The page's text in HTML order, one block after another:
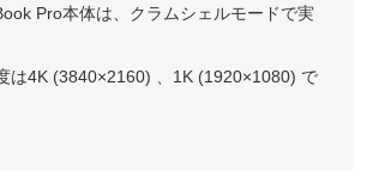
Pro本体は、クラムシェルモードで実
は4K (3840×2160) 、1K (1920×1080) で